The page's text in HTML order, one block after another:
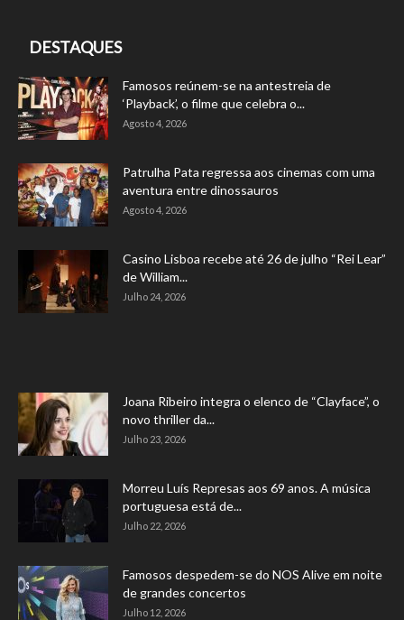
DESTAQUES
Famosos reúnem-se na antestreia de
‘Playback’, o filme que celebra o...
Agosto 4, 2026
Patrulha Pata regressa aos cinemas com uma
aventura entre dinossauros
Agosto 4, 2026
Casino Lisboa recebe até 26 de julho “Rei Lear”
de William...
Julho 24, 2026
Joana Ribeiro integra o elenco de “Clayface”, o
novo thriller da...
Julho 23, 2026
Morreu Luís Represas aos 69 anos. A música
portuguesa está de...
Julho 22, 2026
Famosos despedem-se do NOS Alive em noite
de grandes concertos
Julho 12, 2026